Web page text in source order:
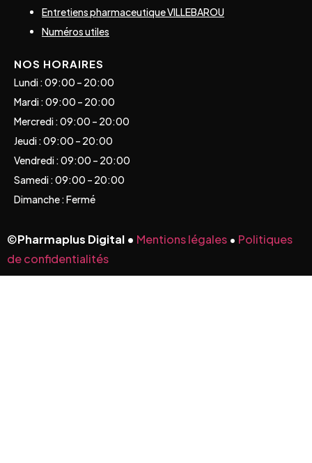
Entretiens pharmaceutique VILLEBAROU
Numéros utiles
NOS HORAIRES
Lundi : 09:00 – 20:00
Mardi : 09:00 – 20:00
Mercredi : 09:00 – 20:00
Jeudi : 09:00 – 20:00
Vendredi : 09:00 – 20:00
Samedi : 09:00 – 20:00
Dimanche : Fermé
©Pharmaplus Digital • Mentions légales • Politiques
de confidentialités